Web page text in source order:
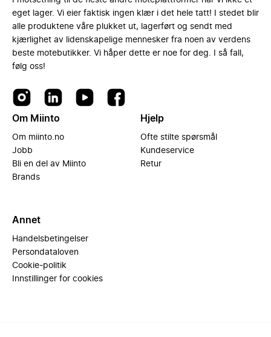
eget lager. Vi eier faktisk ingen klær i det hele tatt! I stedet blir
alle produktene våre plukket ut, lagerført og sendt med
kjærlighet av lidenskapelige mennesker fra noen av verdens
beste motebutikker. Vi håper dette er noe for deg. I så fall,
følg oss!
Om Miinto
Om miinto.no
Jobb
Bli en del av Miinto
Brands
Hjelp
Ofte stilte spørsmål
Kundeservice
Retur
Annet
Handelsbetingelser
Persondataloven
Cookie-politik
Innstillinger for cookies